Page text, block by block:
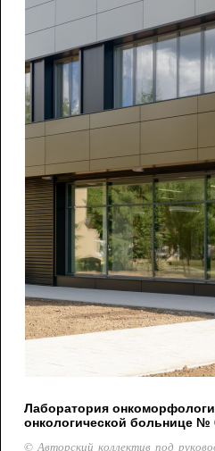
Лаборатория
онкологической больнице №
© Авторский коллектив под